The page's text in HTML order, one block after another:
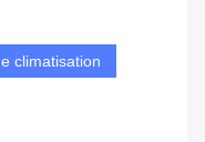
climatisation